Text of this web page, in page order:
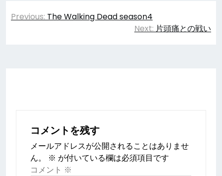
投
Previous: The Walking Dead season4
Next: 片頭痛との戦い
コメントを残す
メールアドレスが公開されることはありませ
ん。
※ が付いている欄は必須項目です
コメント ※